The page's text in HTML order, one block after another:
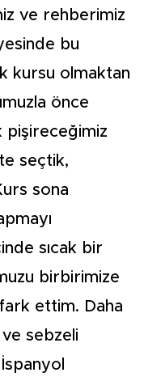
ve rehberimiz
bu
kursu olmaktan
önce
pişireceğimiz
seçtik,
sona
sıcak bir
birbirimize
fark ettim. Daha
sebzeli